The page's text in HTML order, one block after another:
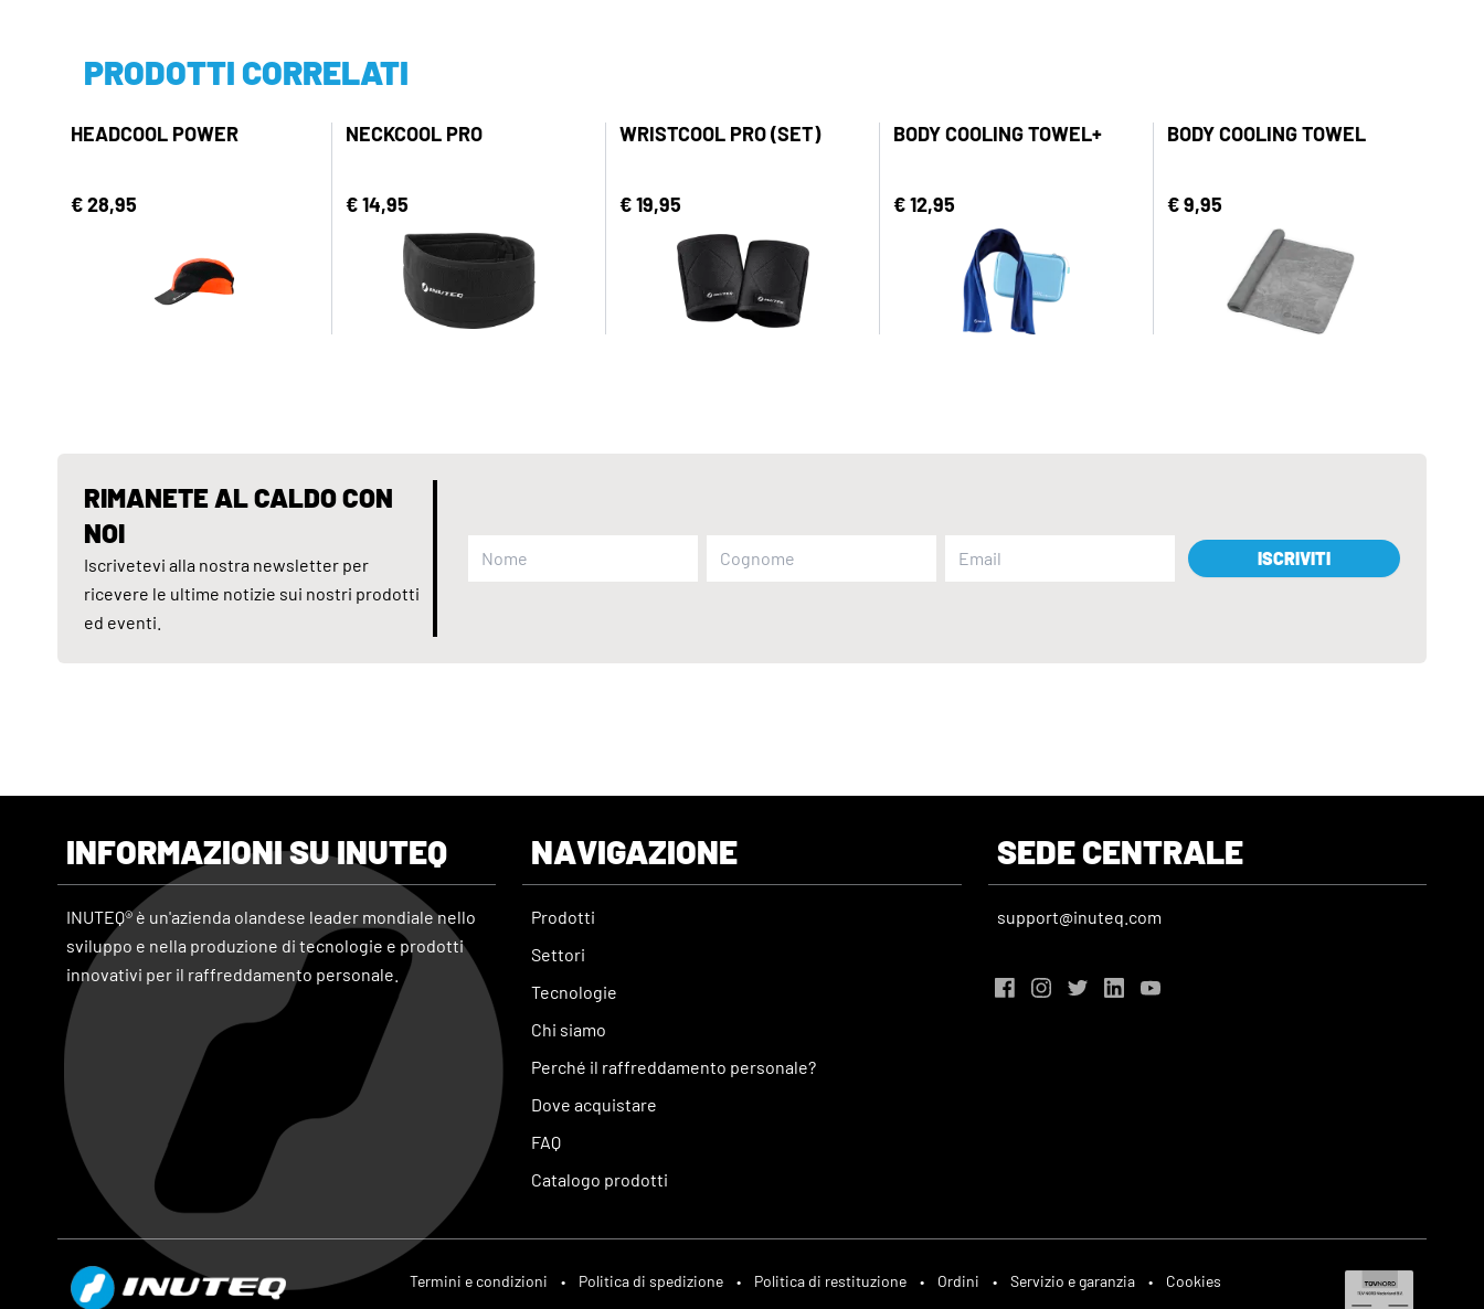
PRODOTTI CORRELATI
HEADCOOL POWER
€ 28,95
NECKCOOL PRO
€ 14,95
WRISTCOOL PRO (SET)
€ 19,95
BODY COOLING TOWEL+
€ 12,95
BODY COOLING TOWEL
€ 9,95
RIMANETE AL CALDO CON
NOI
Iscrivetevi alla nostra newsletter per
ricevere le ultime notizie sui nostri prodotti
ed eventi.
ISCRIVITI
INFORMAZIONI SU INUTEQ
INUTEQ® è un'azienda olandese leader mondiale nello
sviluppo e nella produzione di tecnologie e prodotti
innovativi per il raffreddamento personale.
NAVIGAZIONE
Prodotti
Settori
Tecnologie
Chi siamo
Perché il raffreddamento personale?
Dove acquistare
FAQ
Catalogo prodotti
SEDE CENTRALE
support@inuteq.com
Termini e condizioni • Politica di spedizione • Politica di restituzione • Ordini • Servizio e garanzia • Cookies